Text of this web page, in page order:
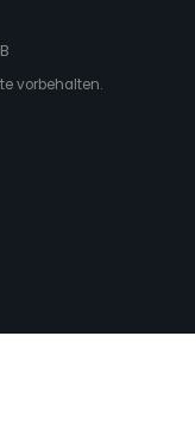
vorbehalten.